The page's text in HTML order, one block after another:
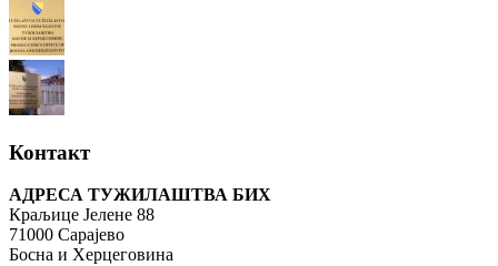
Контакт
АДРЕСА ТУЖИЛАШТВА БИХ
Краљице Јелене 88
71000 Сарајево
Босна и Херцеговина